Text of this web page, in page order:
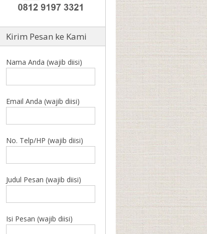
Kirim Pesan ke Kami
Nama Anda (wajib diisi)
Email Anda (wajib diisi)
No. Telp/HP (wajib diisi)
Judul Pesan (wajib diisi)
Isi Pesan (wajib diisi)